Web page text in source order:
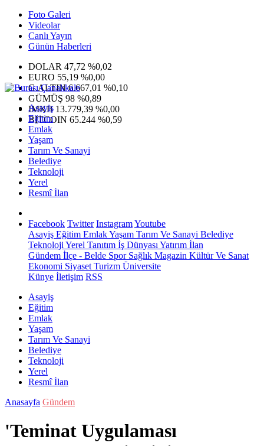
Foto Galeri
Videolar
Canlı Yayın
Günün Haberleri
DOLAR 47,72 %0,02
EURO 55,19 %0,00
G.ALTIN6.667,01 %0,10
GÜMÜŞ 98 %0,89
IMKB 13.779,39 %0,00
BITCOIN 65.244 %0,59
Asayiş
Eğitim
Emlak
Yaşam
Tarım Ve Sanayi
Belediye
Teknoloji
Yerel
Resmî İlan
Facebook Twitter InstagramYoutube
Asayiş Eğitim EmlakYaşam Tarım Ve Sanayi Belediye
Teknoloji Yerel Tanıtım İş Dünyası Yatırım İlan
Gündem İlçe - Belde SporSağlık Magazin Kültür Ve Sanat
Ekonomi Siyaset Turizm Üniversite
Künye İletişim RSS
Asayiş
Eğitim
Emlak
Yaşam
Tarım Ve Sanayi
Belediye
Teknoloji
Yerel
Resmî İlan
Anasayfa Gündem
'Teminat Uygulaması